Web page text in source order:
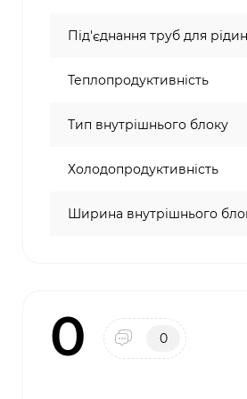
Під'єднання труб для
Теплопродуктивність
Тип внутрішнього блоку
Холодопродуктивність
Ширина внутрішнього
0 0